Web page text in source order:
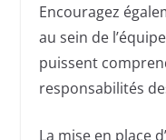
Encouragez
au sein de
puissent
responsabilités
La mise en place